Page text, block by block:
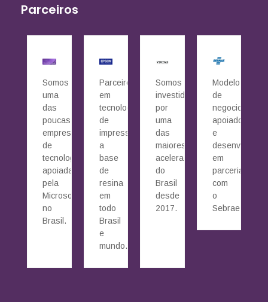
Parceiros
Somos
uma
das
poucas
empresas
de
tecnologia
apoiada
pela
Microsoft
no
Brasil.
Parceiros
em
tecnologia
de
impressão
a
base
de
resina
em
todo
Brasil
e
mundo.
Somos
investidos
por
uma
das
maiores
aceleradoras
do
Brasil
desde
2017.
Modelo
de
negocio
apoiado
e
desenvolvido
em
parceria
com
o
Sebrae.